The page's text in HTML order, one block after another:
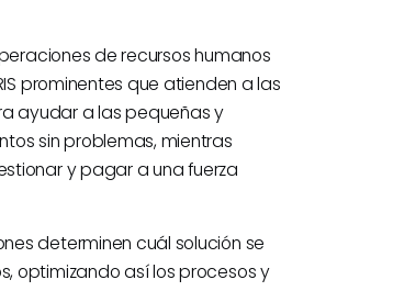
de recursos humanos
prominentes que atienden a las
ayudar a las pequeñas y
sin problemas, mientras
y pagar a una fuerza
determinen cuál solución se
optimizando así los procesos y